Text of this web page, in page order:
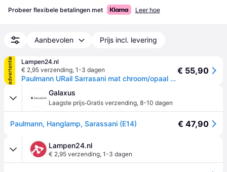
Probeer flexibele betalingen met Leer hoe
Aanbevolen Prijs incl. levering
advertentie
Lampen24.nl
€ 2,95 verzending, 1-3 dagen
Paulmann URail Sarrasani mat chroom/opaal Sarrasani, dimbaar, alu / grijs / zink, metaal, Modern
€ 55,90
Galaxus
Laagste prijs·Gratis verzending, 8-10 dagen
Paulmann, Hanglamp, Sarassani (E14) € 47,90
Lampen24.nl
€ 2,95 verzending, 1-3 dagen